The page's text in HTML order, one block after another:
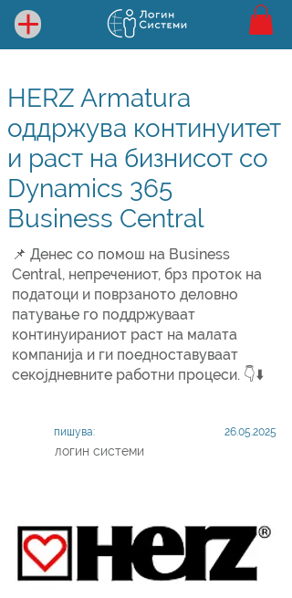
HERZ Armatura
оддржува континуитет
и раст на бизнисот со
Dynamics 365
Business Central
📌 Денес со помош на Business
Central, непречениот, брз проток на
податоци и поврзаното деловно
патување го поддржуваат
континуираниот раст на малата
компанија и ги поедноставуваат
секојдневните работни процеси. 👇⬇️
пишува: 26.05.2025
логин системи